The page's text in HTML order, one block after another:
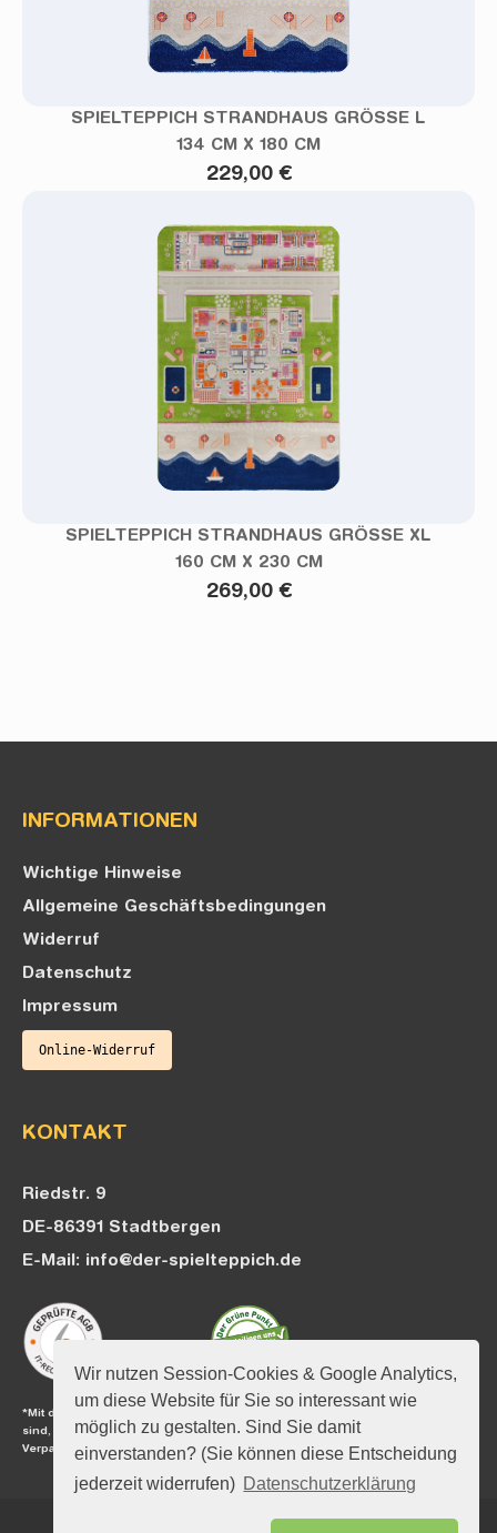
Wir nutzen Session-Cookies & Google Analytics,
um diese Website für Sie so interessant wie
möglich zu gestalten. Sind Sie damit
einverstanden? (Sie können diese Entscheidung
jederzeit widerrufen) Datenschutzerklärung
SPIELTEPPICH STRANDHAUS GRÖSSE L
134 CM X 180 CM
229,00 €
SPIELTEPPICH STRANDHAUS GRÖSSE XL
160 CM X 230 CM
269,00 €
INFORMATIONEN
Wichtige Hinweise
Allgemeine Geschäftsbedingungen
Widerruf
Datenschutz
Impressum
Online-Widerruf
KONTAKT
Riedstr. 9
DE-86391 Stadtbergen
E-Mail: info@der-spielteppich.de
*Mit diesem Logo möchten wir zeigen, dass wir Kunde beim Grünen Punkt
sind, und damit unseren Pflichten zur Systembeteiligung nach dem
Verpackungsgesetz nachkommen wollen.
Copyright © 2026 Der Spielteppich.